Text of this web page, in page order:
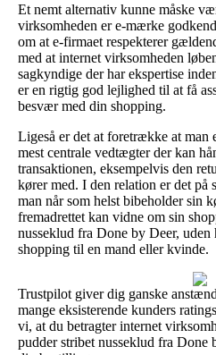
Et nemt alternativ kunne måske
virksomheden er e-mærke
om at e-firmaet respekterer
med at internet virksomheden
sagkyndige der har ekspertise
er en rigtig god lejlighed til at få
besvær med din shopping.
Ligeså er det at foretrække at man
mest centrale vedtægter der kan
transaktionen, eksempelvis den
kører med. I den relation er det på
man når som helst bibeholder sin
fremadrettet kan vidne om sin
nusseklud fra Done by Deer, uden
shopping til en mand eller kvinde.
Trustpilot giver dig ganske
mange eksisterende kunders
vi, at du betragter internet
pudder stribet nusseklud fra